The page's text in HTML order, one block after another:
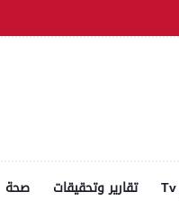
تقارير وتحقيقات صحة